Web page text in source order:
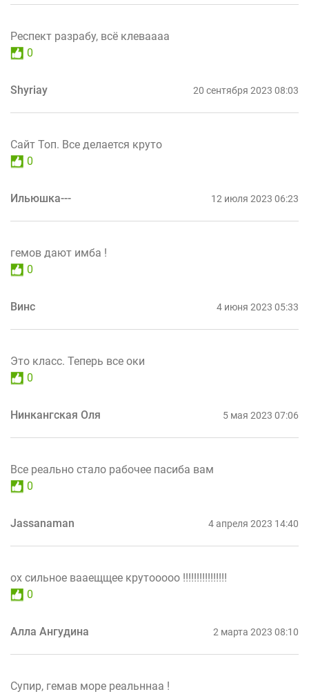
Респект разрабу, всё клеваааа
0
Shyriay 20 сентября 2023 08:03
Сайт Топ. Все делается круто
0
Ильюшка--- 12 июля 2023 06:23
гемов дают имба !
0
Винс 4 июня 2023 05:33
Это класс. Теперь все оки
0
Нинкангская Оля 5 мая 2023 07:06
Все реально стало рабочее пасиба вам
0
Jassanaman 4 апреля 2023 14:40
ох сильное вааещщее крутооооо !!!!!!!!!!!!!!!!
0
Алла Ангудина 2 марта 2023 08:10
Супир, гемав море реальннаа !